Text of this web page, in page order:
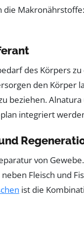
des Körpers
den Körper
beziehen.
integriert
von
Fleisch und
ist die